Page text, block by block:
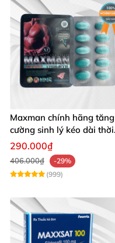
Maxman chính hãng tăng
cường sinh lý kéo dài thời
gian xuất tinh
290.000₫
406.000₫
-29%
(999)